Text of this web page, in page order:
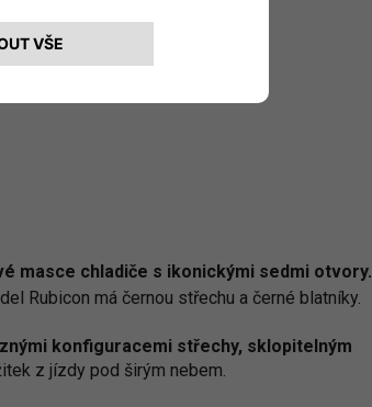
masce chladiče s ikonickými sedmi otvory.
Rubicon má černou střechu a černé blatníky.
konfiguracemi střechy, sklopitelným
z jízdy pod širým nebem.